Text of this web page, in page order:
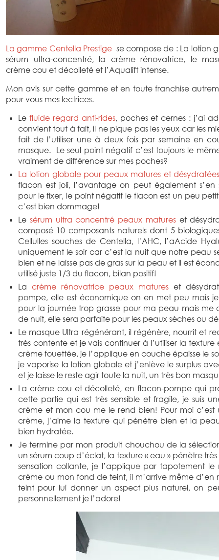
La gamme Centella Prestige se compose de : La lotion
sérum ultra-concentré, la crème rénovatrice, le
crème cou et décolleté et l’Aqualift intense.
Mon avis sur cette gamme et en toute franchise
pour vous mes lectrices.
Le fluide regard anti-rides, poches et cernes : j’ai
convient tout à fait, il ne pique pas les yeux car les
fait de l’utiliser une à deux fois par semaine en
masque. Le seul point négatif c’est toujours le
vraiment de différence sur mes poches?
La lotion globale pour peaux matures et désydratées
flacon est joli, l’avantage on peut également s’en
pour le fixer, le point négatif le flacon est un peu
c’est bien dommage!
Le sérum ultra concentré peaux matureset
composé 10 composants naturels dont 5
Cellulles souches de Centella, l’AHC, l’aAcide
uniquement le soir car c’est la nuit que notre peau
bien et ne laisse pas de gras sur la peau et il est
utilisé juste 1/3 du flacon, bilan positif!
La crème rénovatrice peaux matureset
pompe, elle est économique on en met peu mais
pour la journée trop grasse pour ma peau mais me
de nuit, elle sera parfaite pour les peaux sèches ou
Le masque Ultra régénérant, il régénère, nourrit et
très contente et je vais continuer à l’utiliser la
crème fouettée, je l’applique en couche épaisse le
je vaporise la lotion globale et j’enlève le surplus
et je laisse le reste agir toute la nuit, un très bon
La crème cou et décolleté, en flacon-pompe qui
cette partie qui est très sensible et fragile, je suis
crème et mon cou me le rend bien! Pour moi
crème, j’aime la texture qui pénètre bien et la
bien hydratée.
Je termine par mon produit chouchou de la
un sérum coup d’éclat, la texture « eau » pénètre
sensation collante, je l’applique par tapotement le
crème ou mon fond de teint, il m’arrive même
teint pour lui donner un aspect plus naturel, on
personnellement je l’adore!